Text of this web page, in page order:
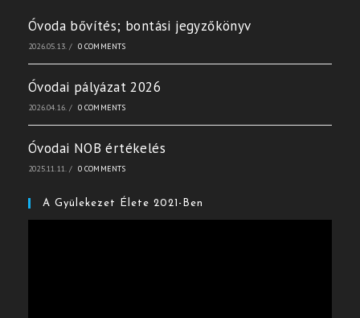
Óvoda bővítés; bontási jegyzőkönyv
2026.05.13. / 0 COMMENTS
Óvodai pályázat 2026
2026.04.16. / 0 COMMENTS
Óvodai NOB értékelés
2025.11.11. / 0 COMMENTS
A Gyülekezet Élete 2021-Ben